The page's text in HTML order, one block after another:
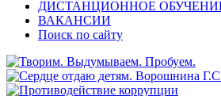
ДИСТАНЦИОННОЕ
ВАКАНСИИ
Поиск по сайту